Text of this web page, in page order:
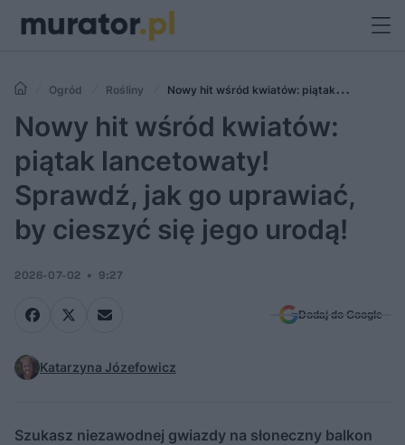
Ogród Rośliny
Nowy hit wśród kwiatów: piątak
lancetowaty! Sprawdź, jak go uprawiać, by cieszyć się jego urodą!
Nowy hit wśród kwiatów:
piątak lancetowaty!
Sprawdź, jak go uprawiać,
by cieszyć się jego urodą!
2026-07-02 9:27
Dodaj do Google
Katarzyna Józefowicz
Szukasz niezawodnej gwiazdy na słoneczny balkon